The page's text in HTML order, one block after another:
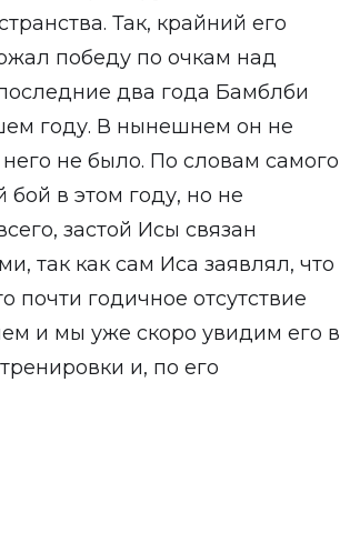
Так, крайний его
победу по очкам над
два года Бамблби
году. В нынешнем он не
не было. По словам самого
в этом году, но не
застой Исы связан
так как сам Иса заявлял, что
почти годичное отсутствие
и мы уже скоро увидим его в
и, по его